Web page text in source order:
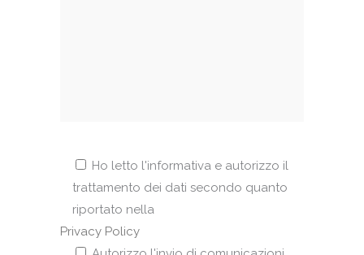
Ho letto l'informativa e autorizzo il
trattamento dei dati secondo quanto
riportato nella
Privacy Policy